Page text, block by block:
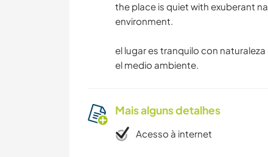
the place is quiet with exuberant
environment.
el lugar es tranquilo con
el medio ambiente.
Mais alguns detalhes
Acesso à internet